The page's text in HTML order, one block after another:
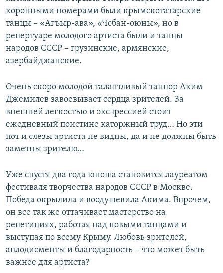
коронными номерами были крымскотатарские
танцы – «Агъыр-ава», «Чобан-оюны», но в
репертуаре молодого артиста были и танцы
народов СССР – грузинские, армянские,
азербайджанские.
Очень скоро молодой талантливый танцор Аким
Джемилев завоевывает сердца зрителей. За
внешней легкостью и экспрессией стоит
ежедневный поистине каторжный труд… Но эти
пот и слезы артиста не видны, да и не должны быть
заметны зрителю…
Уже спустя два года юноша становится лауреатом
фестиваля творчества народов СССР в Москве.
Победа окрылила и воодушевила Акима. Впрочем,
он все так же оттачивает мастерство на
репетициях, работая над новыми танцами и
выступая по всему Крыму. Любовь зрителей,
аплодисменты и благодарность – что может быть
важнее для артиста?